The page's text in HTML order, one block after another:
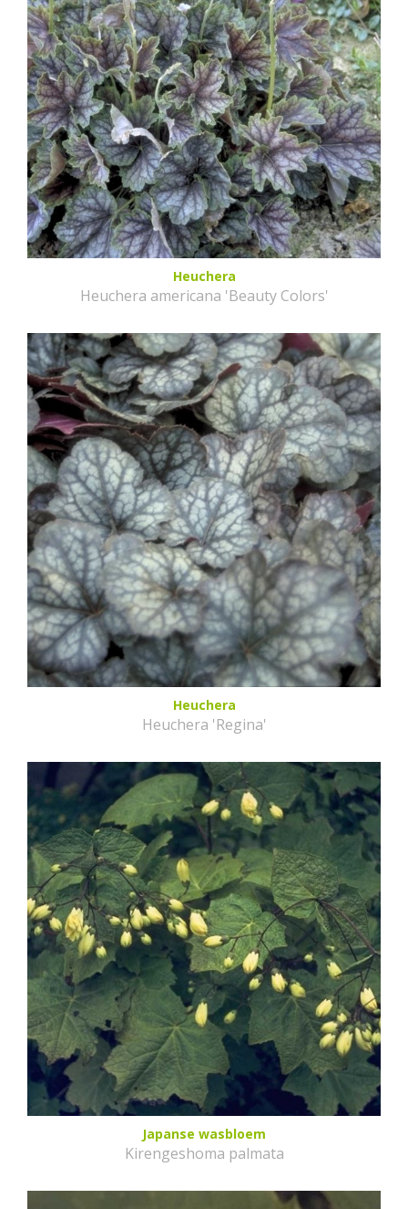
Heuchera
Heuchera americana 'Beauty Colors'
Heuchera
Heuchera 'Regina'
Japanse wasbloem
Kirengeshoma palmata